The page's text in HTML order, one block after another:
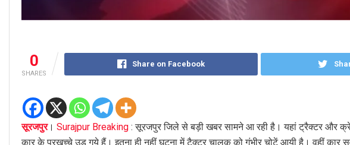
0
SHARES
Share on Facebook
सूरजपुर। Surajpur Breaking : सूरजपुर जिले से बड़ी खबर सामने आ रही है। यहां ट्रैक्टर और
कार के परखच्चे उड़ गये हैं। इतना ही नहीं घटना में टैक्टर चालक को गंभीर चोटें आयी है। वहीं कार